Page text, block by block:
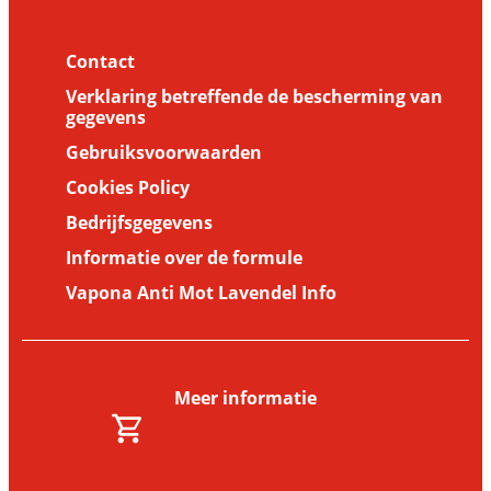
Contact
Verklaring betreffende de bescherming van
gegevens
Gebruiksvoorwaarden
Cookies Policy
Bedrijfsgegevens
Informatie over de formule
Vapona Anti Mot Lavendel Info
Meer informatie